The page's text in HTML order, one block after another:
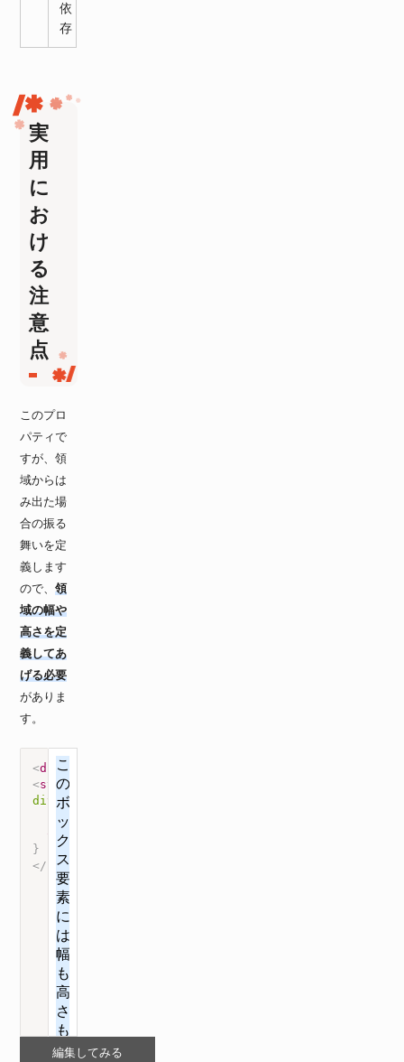
依
存
実
用
に
お
け
る
注
意
点
このプロ
パティで
すが、領
域からは
み出た場
合の振る
舞いを定
義します
ので、領
域の幅や
高さを定
義してあ
げる必要
がありま
す。
<div>
<style
div
{
background-color
overflow
}
</ style
編集してみる